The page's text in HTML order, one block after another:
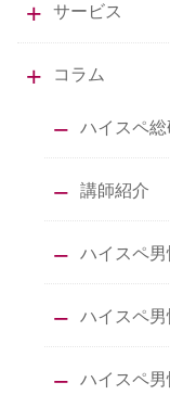
サービス
コラム
ハイスペ
講師紹介
ハイスペ
ハイスペ
ハイスペ